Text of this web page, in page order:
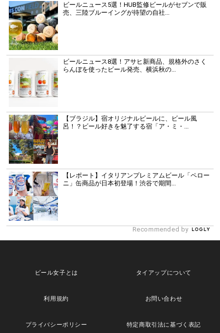
ビールニュース5選！HUB監修ビールがセブンで販
売、三陸ブルーイングが待望の自社...
ビールニュース8選！アサヒ新商品、規格外のさく
らんぼを使ったビール発売、横浜秋の...
【ブラジル】宿オリジナルビールに、ビール風
呂！？ビール好きを魅了する宿「ア・ミ・...
【レポート】イタリアンプレミアムビール「ペロー
ニ」缶商品が日本初登場！渋谷で期間...
Recommended by
ビール女子とは タイアップについて
利用規約 お問い合わせ
プライバシーポリシー 特定商取引法に基づく表記